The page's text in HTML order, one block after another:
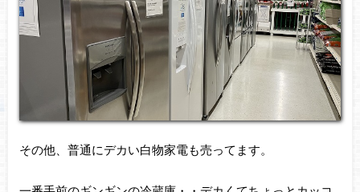
その他、普通にデカい白物家電も売ってます。